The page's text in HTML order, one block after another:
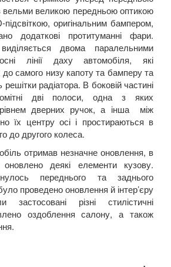
вельми великою передньою оптикою
-підсвіткою, оригінальним бампером,
додаткові протитуманні фари.
двома паралельними
лінії даху автомобіля, які
самого низу капоту та бамперу та
радіатора. В боковій частині
дві полоси, одна з яких
дверних ручок, а інша між
їх центру осі і простираються в
до другого колеса.
отримав незначне оновлення, в
деякі елементи кузову.
переднього та заднього
проведено оновлення й інтер’єру
застосовані різні стилістичні
оздоблення салону, а також